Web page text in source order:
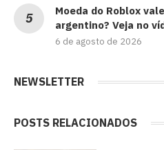
Moeda do Roblox
argentino? Veja no
6 de agosto de 2026
NEWSLETTER
POSTS RELACIONADOS